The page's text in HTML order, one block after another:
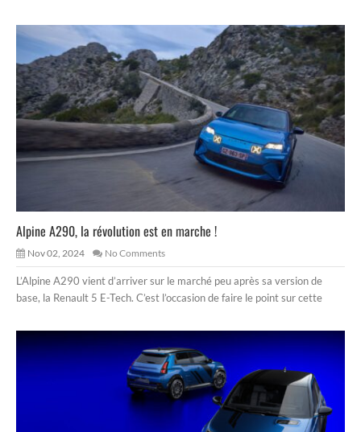
Alpine A290, la révolution est en marche !
Nov 02, 2024 No Comments
L’Alpine A290 vient d’arriver sur le marché peu après sa version de
base, la Renault 5 E-Tech. C’est l’occasion de faire le point sur cette